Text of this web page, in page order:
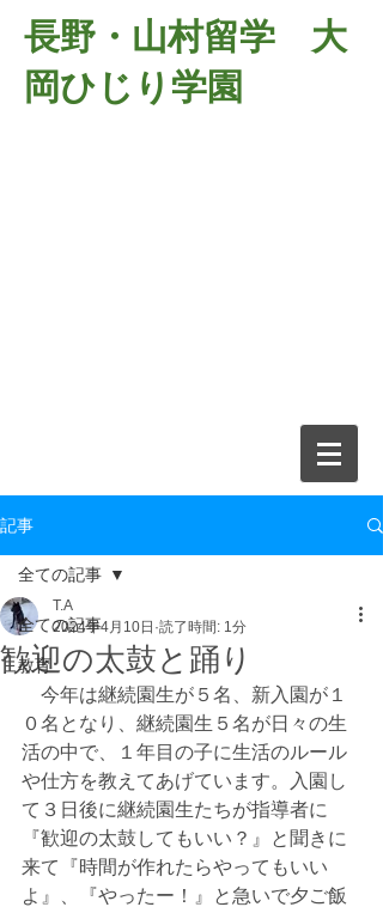
長野・山村留学 大
岡ひじり学園
記事
全ての記事
教育
全ての記事
歓迎の太鼓と踊り
T.A
2024年4月10日 読了時間: 1分
今年は継続園生が５名、新入園が１
０名となり、継続園生５名が日々の生
活の中で、１年目の子に生活のルール
や仕方を教えてあげています。入園し
て３日後に継続園生たちが指導者に
『歓迎の太鼓してもいい？』と聞きに
来て『時間が作れたらやってもいい
よ』、『やったー！』と急いで夕ご飯